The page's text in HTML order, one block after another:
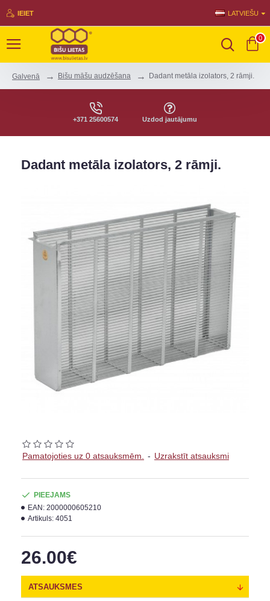
IEIET LATVIEŠU
0
Galvenā Bišu māšu audzēšana Dadant metāla izolators, 2 rāmji.
+371 25600574 Uzdod jautājumu
Dadant metāla izolators, 2 rāmji.
Pamatojoties uz 0 atsauksmēm. - Uzrakstīt atsauksmi
26.00€
PIEEJAMS
EAN: 2000000605210
Artikuls: 4051
ATSAUKSMES